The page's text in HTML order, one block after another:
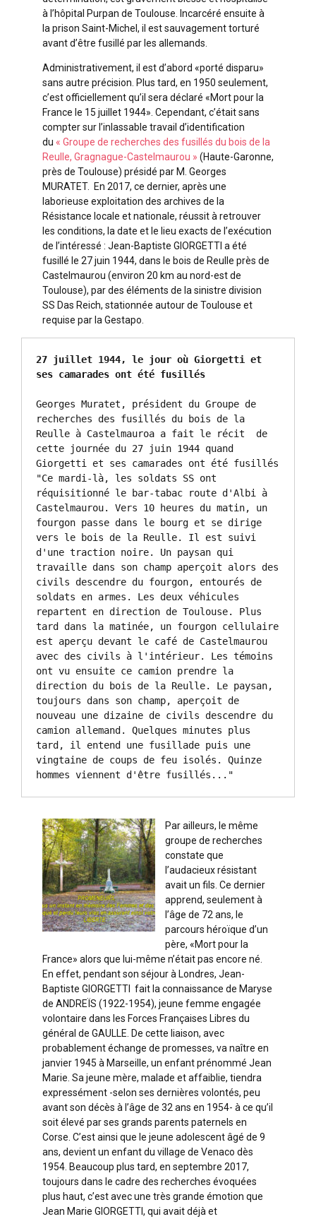
à l’hôpital Purpan de Toulouse. Incarcéré ensuite à
la prison Saint-Michel, il est sauvagement torturé
avant d’être fusillé par les allemands.
Administrativement, il est d’abord «porté disparu»
sans autre précision. Plus tard, en 1950 seulement,
c’est officiellement qu’il sera déclaré «Mort pour la
France le 15 juillet 1944». Cependant, c’était sans
compter sur l’inlassable travail d’identification
du « Groupe de recherches des fusillés du bois de la
Reulle, Gragnague-Castelmaurou » (Haute-Garonne,
près de Toulouse) présidé par M. Georges
MURATET. En 2017, ce dernier, après une
laborieuse exploitation des archives de la
Résistance locale et nationale, réussit à retrouver
les conditions, la date et le lieu exacts de l’exécution
de l’intéressé : Jean-Baptiste GIORGETTI a été
fusillé le 27 juin 1944, dans le bois de Reulle près de
Castelmaurou (environ 20 km au nord-est de
Toulouse), par des éléments de la sinistre division
SS Das Reich, stationnée autour de Toulouse et
requise par la Gestapo.
27 juillet 1944, le jour où Giorgetti et
ses camarades ont été fusillés
Georges Muratet, président du Groupe de
recherches des fusillés du bois de la
Reulle à Castelmauroa a fait le récit  de
cette journée du 27 juin 1944 quand
Giorgetti et ses camarades ont été fusillés
"Ce mardi-là, les soldats SS ont
réquisitionné le bar-tabac route d'Albi à
Castelmaurou. Vers 10 heures du matin, un
fourgon passe dans le bourg et se dirige
vers le bois de la Reulle. Il est suivi
d'une traction noire. Un paysan qui
travaille dans son champ aperçoit alors des
civils descendre du fourgon, entourés de
soldats en armes. Les deux véhicules
repartent en direction de Toulouse. Plus
tard dans la matinée, un fourgon cellulaire
est aperçu devant le café de Castelmaurou
avec des civils à l'intérieur. Les témoins
ont vu ensuite ce camion prendre la
direction du bois de la Reulle. Le paysan,
toujours dans son champ, aperçoit de
nouveau une dizaine de civils descendre du
camion allemand. Quelques minutes plus
tard, il entend une fusillade puis une
vingtaine de coups de feu isolés. Quinze
hommes viennent d'être fusillés..."
Par ailleurs, le même
groupe de recherches
constate que
l’audacieux résistant
avait un fils. Ce dernier
apprend, seulement à
l’âge de 72 ans, le
parcours héroïque d’un
père, «Mort pour la
France» alors que lui-même n’était pas encore né.
En effet, pendant son séjour à Londres, Jean-
Baptiste GIORGETTI fait la connaissance de Maryse
de ANDREÏS (1922-1954), jeune femme engagée
volontaire dans les Forces Françaises Libres du
général de GAULLE. De cette liaison, avec
probablement échange de promesses, va naître en
janvier 1945 à Marseille, un enfant prénommé Jean
Marie. Sa jeune mère, malade et affaiblie, tiendra
expressément -selon ses dernières volontés, peu
avant son décès à l’âge de 32 ans en 1954- à ce qu’il
soit élevé par ses grands parents paternels en
Corse. C’est ainsi que le jeune adolescent âgé de 9
ans, devient un enfant du village de Venaco dès
1954. Beaucoup plus tard, en septembre 2017,
toujours dans le cadre des recherches évoquées
plus haut, c’est avec une très grande émotion que
Jean Marie GIORGETTI, qui avait déjà et